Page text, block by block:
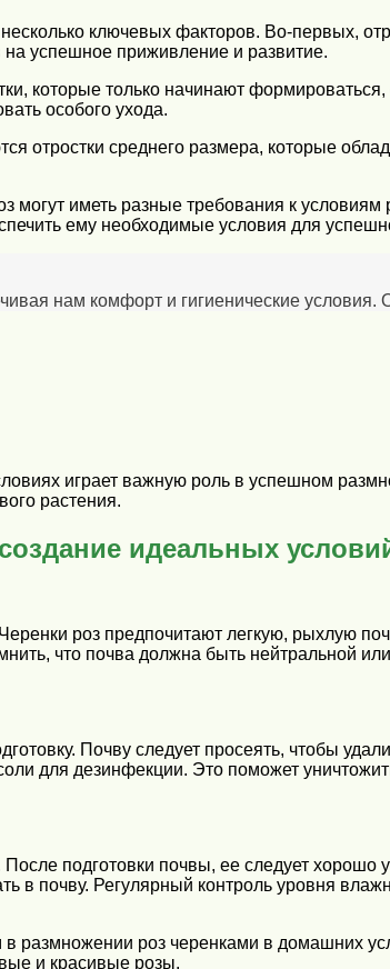
ключевых факторов. Во-первых,
успешное приживление и развитие.
которые только начинают
особого ухода.
отростки среднего размера, которые
могут иметь разные требования к
ему необходимые условия для
нам комфорт и гигиенические условия.
играет важную роль в успешном
растения.
идеальных
роз предпочитают легкую, рыхлую
что почва должна быть нейтральной
Почву следует просеять, чтобы
для дезинфекции. Это поможет
подготовки почвы, ее следует хорошо
в почву. Регулярный контроль уровня
размножении роз черенками в домашних
и красивые розы.